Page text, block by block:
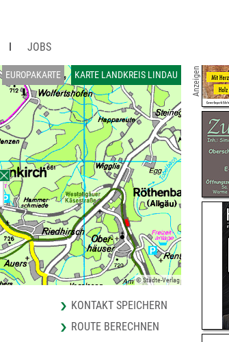
JOBS
EUROPAKARTE KARTE LANDKREIS LINDAU
© Städte-Verlag
KONTAKT SPEICHERN
ROUTE BERECHNEN
Anzeigen